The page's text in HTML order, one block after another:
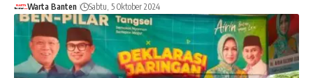
Warta Banten Sabtu, 5 Oktober 2024